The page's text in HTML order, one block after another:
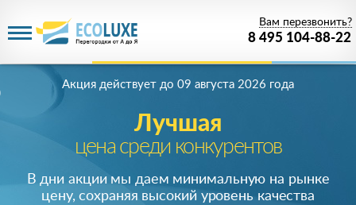
8 495 104-88-22
Вам перезвонить?
Лучшая
цена среди конкурентов
Акция действует до 09 августа 2026 года
В дни акции мы даем минимальную на рынке
цену, сохраняя высокий уровень качества